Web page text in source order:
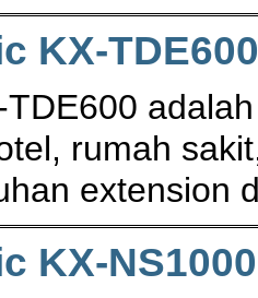
KX-TDE600
rumah
extension
KX-NS1000